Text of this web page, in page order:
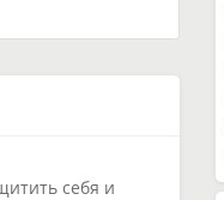
себя и